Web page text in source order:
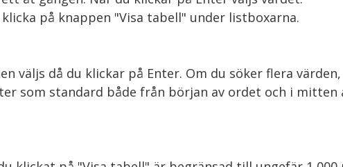
på knappen "Visa tabell" under listboxarna.
väljs då du klickar på Enter. Om du söker flera
som standard både från början av ordet och i